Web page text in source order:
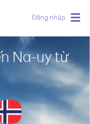
Đăng nhập
Na-uy từ